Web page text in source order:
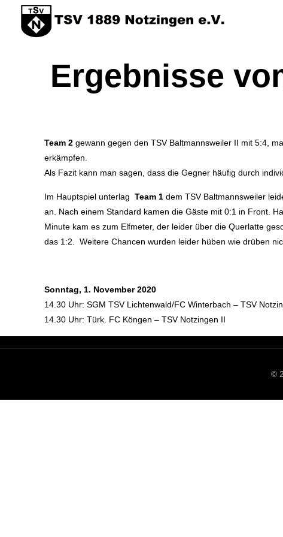
Ergebnisse
Team 2 gewann gegen den TSV Baltmannsweiler II mit 5:4,
erkämpfen.
Als Fazit kann man sagen, dass die Gegner häufig durch
Im Hauptspiel unterlagTeam 1 dem TSV Baltmannsweiler
an. Nach einem Standard kamen die Gäste mit 0:1 in Front.
Minute kam es zum Elfmeter, der leider über die Querlatte
das 1:2. Weitere Chancen wurden leider hüben wie drüben
Sonntag, 1. November 2020
14.30 Uhr: SGM TSV Lichtenwald/FC Winterbach – TSV
14.30 Uhr: Türk. FC Köngen – TSV Notzingen II
©